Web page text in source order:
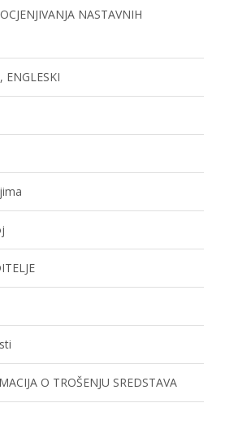
NASTAVNIH
ENGLESKI
O TROŠENJU SREDSTAVA